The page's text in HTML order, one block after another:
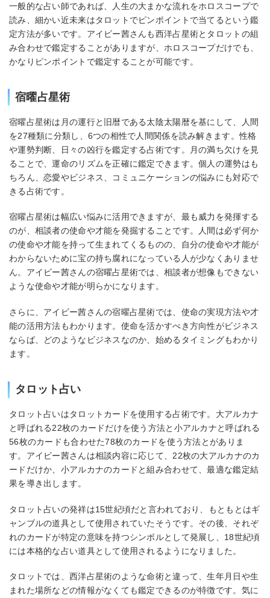
一般的な占い師であれば、人生の大まかな流れをホロスコープで
読み、細かい近未来はタロットでピンポイントで当てるという鑑
定方法が多いです。アイビー茜さんも西洋占星術とタロットの組
み合わせで鑑定することがありますが、ホロスコープだけでも、
かなりピンポイントで鑑定することが可能です。
宿曜占星術
宿曜占星術は月の運行と旧暦である太陰太陽暦を基にして、人間
を27種類に分類し、6つの相性で人間関係を読み解きます。性格
や運勢判断、日々の凶行を鑑定する占術です。月の満ち欠けを見
ることで、運命のリズムを正確に鑑定できます。個人の運勢はも
ちろん、恋愛やビジネス、コミュニケーションの悩みにも対応で
きる占術です。
宿曜占星術は幅広い悩みに活用できますが、最も威力を発揮する
のが、相談者の使命や才能を発掘することです。人間は必ず何か
の使命や才能を持って生まれてくるものの、自分の使命や才能が
わからないために宝の持ち腐れになっている人が少なくありませ
ん。アイビー茜さんの宿曜占星術では、相談者が想像もできない
ような使命や才能が明らかになります。
さらに、アイビー茜さんの宿曜占星術では、使命の実現方法や才
能の活用方法もわかります。使命を活かすべき方向性がビジネス
ならば、どのようなビジネスなのか、始めるタイミングもわかり
ます。
タロット占い
タロット占いはタロットカードを使用する占術です。大アルカナ
と呼ばれる22枚のカードだけを使う方法と小アルカナと呼ばれる
56枚のカードも合わせた78枚のカードを使う方法とがありま
す。アイビー茜さんは相談内容に応じて、22枚の大アルカナのカ
ードだけか、小アルカナのカードと組み合わせて、最適な鑑定結
果を導き出します。
タロット占いの発祥は15世紀頃だと言われており、もともとはギ
ャンブルの道具として使用されていたそうです。その後、それぞ
れのカードが特定の意味を持つシンボルとして発展し、18世紀頃
には本格的な占い道具として使用されるようになりました。
タロットでは、西洋占星術のような命術と違って、生年月日や生
まれた場所などの情報がなくても鑑定できるのが特徴です。気に